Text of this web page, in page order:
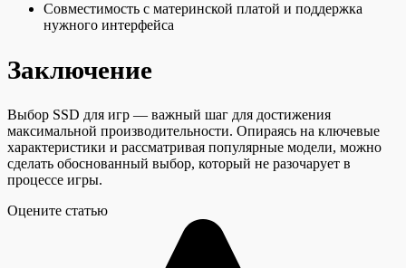
Совместимость с материнской платой и поддержка
нужного интерфейса
Заключение
Выбор SSD для игр — важный шаг для достижения
максимальной производительности. Опираясь на ключевые
характеристики и рассматривая популярные модели, можно
сделать обоснованный выбор, который не разочарует в
процессе игры.
Оцените статью